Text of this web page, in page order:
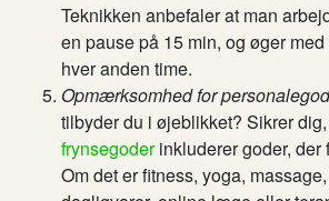
Teknikken anbefaler at man
en pause på 15 min, og øger
hver anden time.
Opmærksomhed for
tilbyder du i øjeblikket? Sikrer
frynsegoderinkluderer goder, der
Om det er fitness, yoga,